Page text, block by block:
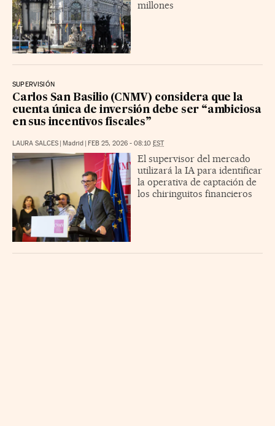
millones
SUPERVISIÓN
Carlos San Basilio (CNMV) considera que la
cuenta única de inversión debe ser “ambiciosa
en sus incentivos fiscales”
LAURA SALCES | Madrid | FEB 25, 2026 - 08:10 EST
El supervisor del mercado
utilizará la IA para identificar
la operativa de captación de
los chiringuitos financieros